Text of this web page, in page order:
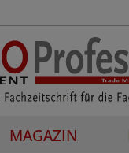
MAGAZIN